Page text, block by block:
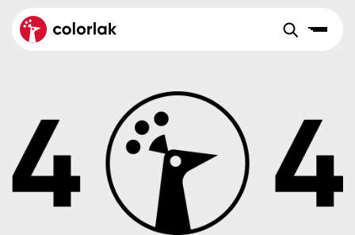
Velkoobchod Sortiment
Aktuality
Reference
O společnosti
Dřevo
Beton, asfalt, minerální podklady
Colorlak Dekor
Colorlak Profi
Colorlak Pta